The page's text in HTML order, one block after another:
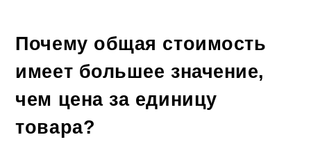
Почему общая стоимость
имеет большее значение,
чем цена за единицу
товара?